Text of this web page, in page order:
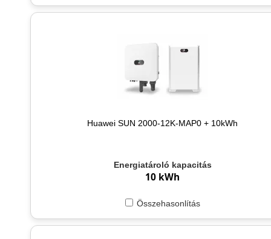
Huawei SUN 2000-12K-MAP0 + 10kWh
Energiatároló kapacitás
10 kWh
Összehasonlítás